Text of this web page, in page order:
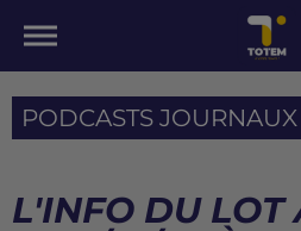
PODCASTS
L'INFO DU LOT